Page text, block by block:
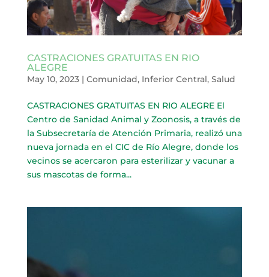
CASTRACIONES GRATUITAS EN RIO
ALEGRE
May 10, 2023| Comunidad, Inferior Central, Salud
CASTRACIONES GRATUITAS EN RIO ALEGRE El
Centro de Sanidad Animal y Zoonosis, a través de
la Subsecretaría de Atención Primaria, realizó una
nueva jornada en el CIC de Río Alegre, donde los
vecinos se acercaron para esterilizar y vacunar a
sus mascotas de forma...